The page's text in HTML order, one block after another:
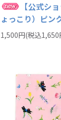
【公式シ
ょっこり）ピ
1,500円(税込1,650